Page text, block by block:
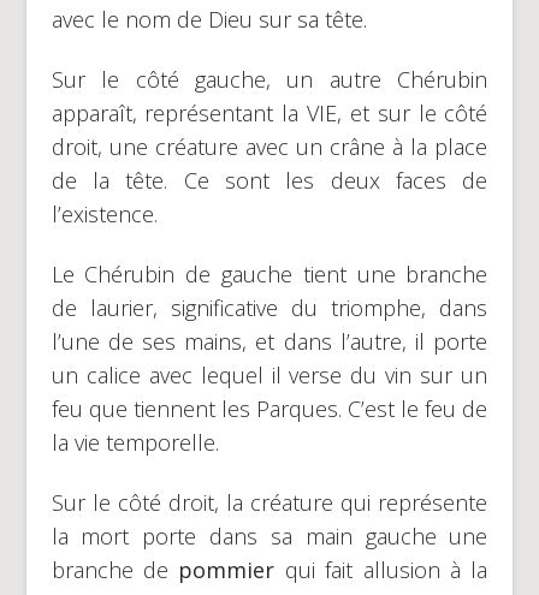
avec le nom de Dieu sur sa tête.
Sur le côté gauche, un autre Chérubin
apparaît, représentant la VIE, et sur le côté
droit, une créature avec un crâne à la place
de la tête. Ce sont les deux faces de
l’existence.
Le Chérubin de gauche tient une branche
de laurier, significative du triomphe, dans
l’une de ses mains, et dans l’autre, il porte
un calice avec lequel il verse du vin sur un
feu que tiennent les Parques. C’est le feu de
la vie temporelle.
Sur le côté droit, la créature qui représente
la mort porte dans sa main gauche une
branche de pommier qui fait allusion à la